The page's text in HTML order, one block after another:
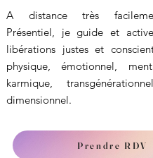
A distance très
Présentiel, je guide et
libérations justes et
physique, émotionnel,
karmique,
dimensionnel.
Prendre RDV